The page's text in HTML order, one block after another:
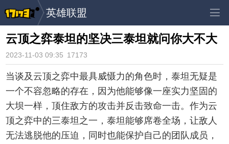
英雄联盟
云顶之弈泰坦的坚决三泰坦就问你大不大
2023-11-03 09:35 17173
当谈及云顶之弈中最具威慑力的角色时，泰坦无疑是
一个不容忽略的存在，因为他能够像一座实力坚固的
大坝一样，顶住敌方的攻击并反击致命一击。作为云
顶之弈中的三泰坦之一，泰坦能够席卷全场，让敌人
无法逃脱他的压迫，同时也能保护自己的团队成员，